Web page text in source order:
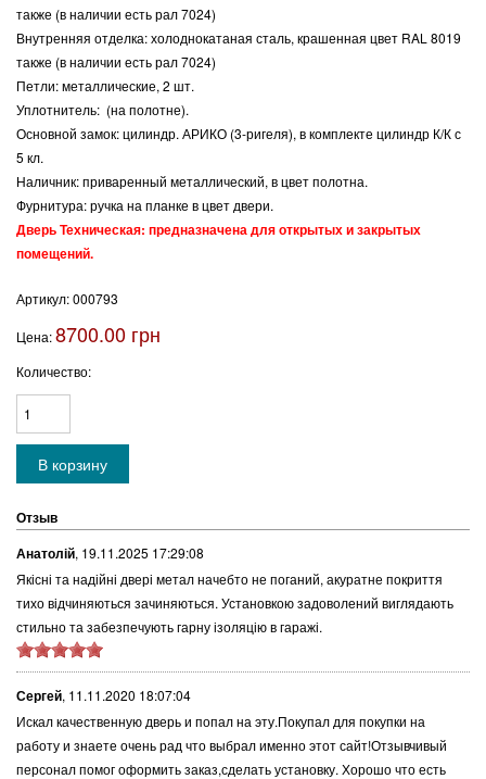
также (в наличии есть рал 7024)
Внутренняя отделка: холоднокатаная сталь, крашенная цвет RAL 8019
также (в наличии есть рал 7024)
Петли: металлические, 2 шт.
Уплотнитель: (на полотне).
Основной замок: цилиндр. АРИКО (3-ригеля), в комплекте цилиндр К/К с
5 кл.
Наличник: приваренный металлический, в цвет полотна.
Фурнитура: ручка на планке в цвет двери.
Дверь Техническая: предназначена для открытых и закрытых
помещений.
Артикул:000793
Цена:8700.00 грн
Количество:
Отзыв
Анатолій, 19.11.2025 17:29:08
Якісні та надійні двері метал начебто не поганий, акуратне покриття
тихо відчиняються зачиняються. Установкою задоволений виглядають
стильно та забезпечують гарну ізоляцію в гаражі.
Сергей, 11.11.2020 18:07:04
Искал качественную дверь и попал на эту.Покупал для покупки на
работу и знаете очень рад что выбрал именно этот сайт!Отзывчивый
персонал помог оформить заказ,сделать установку. Хорошо что есть